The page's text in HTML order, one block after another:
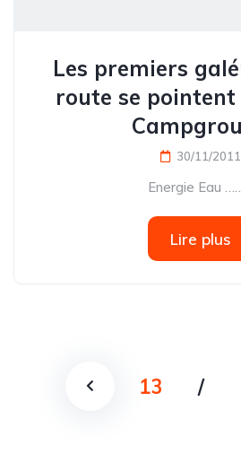
Les premiers
route se pointent
30/11/2011
Energie Eau
Lire plus
13 /